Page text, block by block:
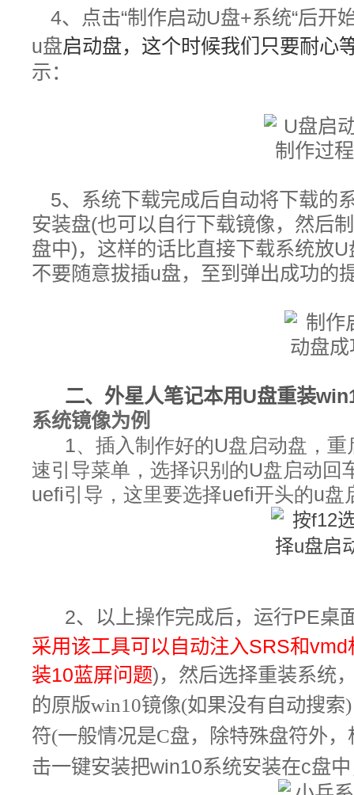
4、
点击“制作启动U盘+系统“后开
u盘启动盘，这个时候我们只要耐心
示：
5、 系统下载完成后自动将下载的
安装盘(也可以自行下载镜像，然后
盘中)，这样的话比直接下载系统放
不要随意拔插u盘，至到弹出成功的
二、 外星人笔记本用U盘重装
系统镜像为例
1、插入制作好的U盘启动盘，
速引导菜单，选择识别的U盘启动回
uefi引导，这里要选择uefi开头的u盘
2、以上操作完成后， 运行PE桌
采用该工具可以自动注入SRS和
装10蓝屏问题)，然后选择重装系统
的原版win10镜像(如果没有自动搜
符(一般情况是C盘，除特殊盘符外
击一键安装把win10系统安装在c盘